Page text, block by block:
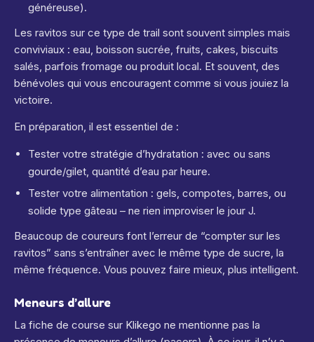
généreuse).
Les ravitos sur ce type de trail sont souvent simples mais
conviviaux : eau, boisson sucrée, fruits, cakes, biscuits
salés, parfois fromage ou produit local. Et souvent, des
bénévoles qui vous encouragent comme si vous jouiez la
victoire.
En préparation, il est essentiel de :
Tester votre stratégie d’hydratation : avec ou sans
gourde/gilet, quantité d’eau par heure.
Tester votre alimentation : gels, compotes, barres, ou
solide type gâteau – ne rien improviser le jour J.
Beaucoup de coureurs font l’erreur de “compter sur les
ravitos” sans s’entraîner avec le même type de sucre, la
même fréquence. Vous pouvez faire mieux, plus intelligent.
Meneurs d’allure
La fiche de course sur Klikego ne mentionne pas la